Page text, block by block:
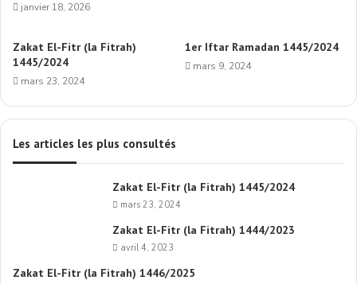
janvier 18, 2026
Zakat El-Fitr (la Fitrah)
1445/2024
mars 23, 2024
1er Iftar Ramadan 1445/2024
mars 9, 2024
Les articles les plus consultés
Zakat El-Fitr (la Fitrah) 1445/2024
mars 23, 2024
Zakat El-Fitr (la Fitrah) 1444/2023
avril 4, 2023
Zakat El-Fitr (la Fitrah) 1446/2025